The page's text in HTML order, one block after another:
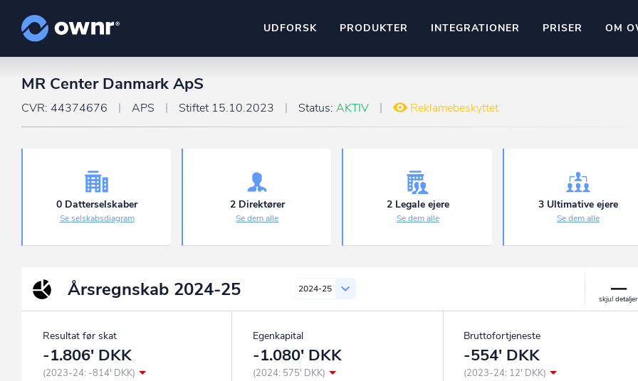
UDFORSK PRODUKTER
Hold dig opdateret og compliant
ownr Pipeline
Identificer salgsklare kundeemner
INTEGRATIONER
Kun fantasien sætter grænsen
Ownr ajour goes supersonic
PRISER OM
MR Center Danmark ApS
CVR: 44374676 APS Stiftet 15.10.2023 Status: AKTIV Reklamebeskyttet
0 Datterselskaber
Se selskabsdiagram
2 Direktører
Se dem alle
2 Legale ejere
Se dem alle
3 Ultimative ejere
Se dem alle
Årsregnskab 2024-25 2024-25
Resultat før skat
-1.806' DKK
(2023-24: -814' DKK)
Egenkapital
-1.080' DKK
(2024: 575' DKK)
Bruttofortjeneste
-554' DKK
(2023-24: 12' DKK)